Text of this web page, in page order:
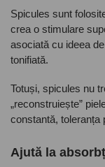
Spicules sunt
crea o stimulare
asociată cu ideea
tonifiată.
Totuși, spicules nu
„reconstruiește”
constantă, toleranța
Ajută la